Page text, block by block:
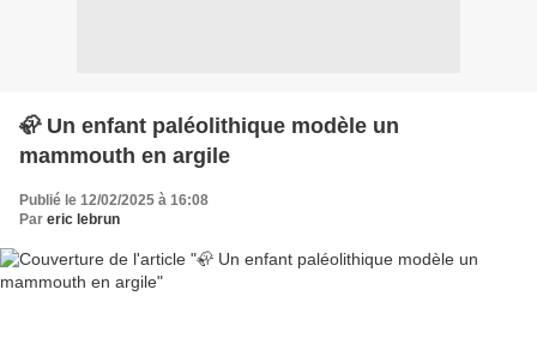
🦣 Un enfant paléolithique modèle un
mammouth en argile
Publié le 12/02/2025 à 16:08
Par eric lebrun